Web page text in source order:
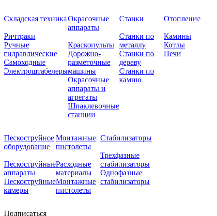
Складская техника
Ричтраки
Ручные
гидравлические
Самоходные
Электроштабелеры
Окрасочные
аппараты
Краскопульты
Дорожно-
разметочные
машины
Окрасочные
аппараты и
агрегаты
Шпаклевочные
станции
Станки
Станки по
металлу
Станки по
дереву
Станки по
камню
Отопление
Камины
Котлы
Печи
Пескоструйное
оборудование
Пескоструйные
аппараты
Пескоструйные
камеры
Монтажные
пистолеты
Расходные
материалы
Монтажные
пистолеты
Стабилизаторы
Трехфазные
стабилизаторы
Однофазные
стабилизаторы
Подписаться